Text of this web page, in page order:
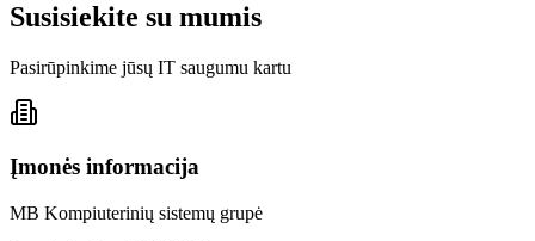
Susisiekite su mumis
Pasirūpinkime jūsų IT saugumu kartu
Įmonės informacija
MB Kompiuterinių sistemų grupė